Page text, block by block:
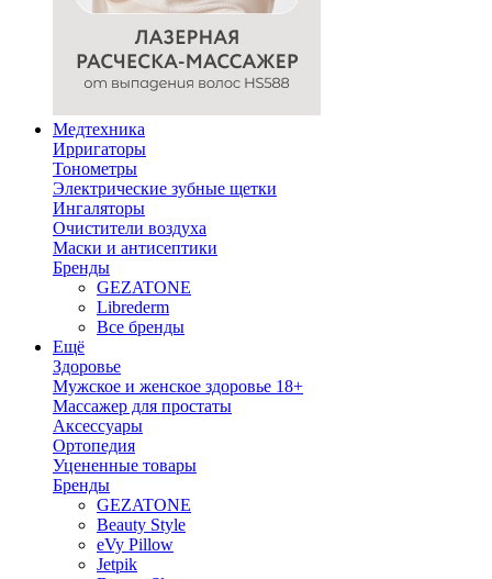
Медтехника
Ирригаторы
Тонометры
Электрические зубные щетки
Ингаляторы
Очистители воздуха
Маски и антисептики
Бренды
GEZATONE
Librederm
Все бренды
Ещё
Здоровье
Мужское и женское здоровье 18+
Массажер для простаты
Аксессуары
Ортопедия
Уцененные товары
Бренды
GEZATONE
Beauty Style
eVy Pillow
Jetpik